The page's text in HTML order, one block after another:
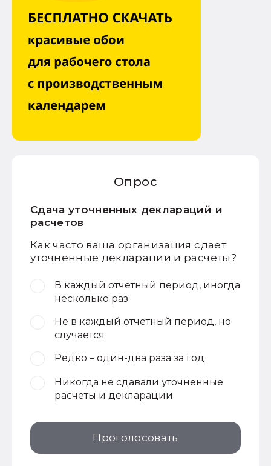
Опрос
Сдача уточненных деклараций и
расчетов
Как часто ваша организация сдает
уточненные декларации и расчеты?
В каждый отчетный период, иногда
несколько раз
Не в каждый отчетный период, но
случается
Редко – один-два раза за год
Никогда не сдавали уточненные
расчеты и декларации
Проголосовать